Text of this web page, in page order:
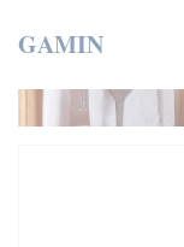
GAMIN